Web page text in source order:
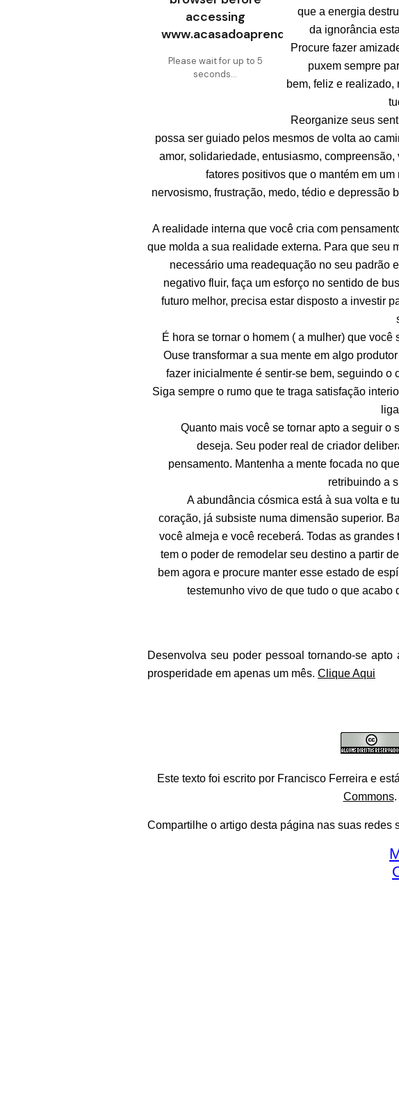
que a energia
da ignorância
Procure fazer
puxem sempre
bem, feliz e
Reorganize seus
possa ser guiado pelos mesmos de volta ao
amor, solidariedade, entusiasmo,
fatores positivos que o mantém em
nervosismo, frustração, medo, tédio e depressão
A realidade interna que você cria com
que molda a sua realidade externa. Para que seu
necessário uma readequação no seu padrão
negativo fluir, faça um esforço no sentido de
futuro melhor, precisa estar disposto a investir
É hora se tornar o homem ( a mulher) que
Ouse transformar a sua mente em algo
fazer inicialmente é sentir-se bem, seguindo o
Siga sempre o rumo que te traga satisfação
Quanto mais você se tornar apto a seguir o
deseja. Seu poder real de criador
pensamento. Mantenha a mente focada no
retribuindo a
A abundância cósmica está à sua volta e
coração, já subsiste numa dimensão superior.
você almeja e você receberá. Todas as
tem o poder de remodelar seu destino a partir
bem agora e procure manter esse estado de
testemunho vivo de que tudo o que
Desenvolva seu poder pessoal tornando-se
prosperidade em apenas um mês. Clique Aqui
Este texto foi escrito por Francisco Ferreira e
Commons.
Compartilhe o artigo desta página nas suas redes